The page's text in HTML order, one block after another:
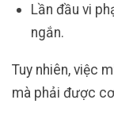
Lần đầu vi
ngắn.
Tuy nhiên, việc
mà phải được